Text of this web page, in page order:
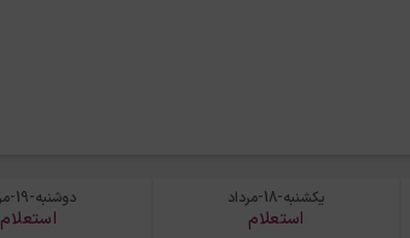
یکشنبه-18-مرداد
استعلام
دوشنبه-19-مرداد
استعلام